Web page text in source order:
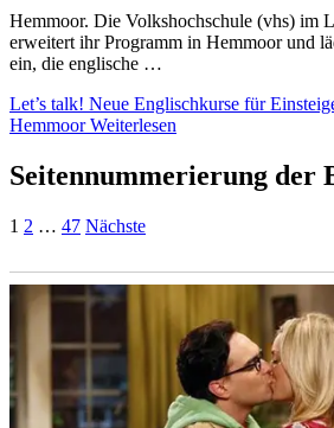
Hemmoor. Die Volkshochschule (vhs) im
erweitert ihr Programm in Hemmoor und
ein, die englische …
Let’s talk! Neue Englischkurse für
HemmoorWeiterlesen
Seitennummerierung der
1 2 … 47 Nächste